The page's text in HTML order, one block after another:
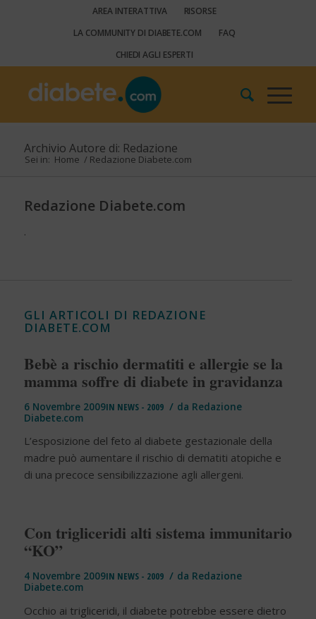
AREA INTERATTIVA
RISORSE
LA COMMUNITY DI DIABETE.COM
FAQ
CHIEDI AGLI ESPERTI
Archivio Autore di: Redazione
Sei in: Home / Redazione Diabete.com
Redazione Diabete.com
.
GLI ARTICOLI DI REDAZIONE
DIABETE.COM
Bebè a rischio dermatiti e allergie se la
mamma soffre di diabete in gravidanza
6 Novembre 2009IN NEWS - 2009 / da Redazione
Diabete.com
L’esposizione del feto al diabete gestazionale della
madre può aumentare il rischio di dematiti atopiche e
di una precoce sensibilizzazione agli allergeni.
Con trigliceridi alti sistema immunitario
“KO”
4 Novembre 2009IN NEWS - 2009 / da Redazione
Diabete.com
Occhio ai trigliceridi, il diabete potrebbe essere dietro